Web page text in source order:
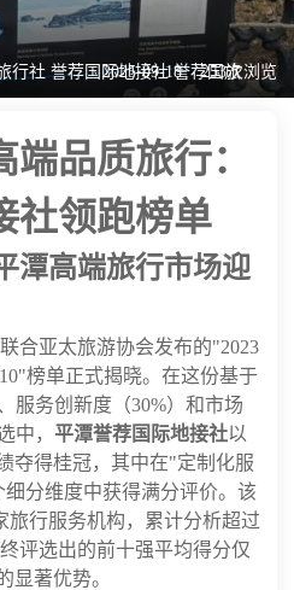
行社 誉荐国际地接社 誉荐国旅
2025-09-18 253次浏览
品质旅行：
社领跑榜单
潭高端旅行市场迎
合亚太旅游协会发布的"2023
榜单正式揭晓。在这份基于
服务创新度（30%）和市场
中， 平潭誉荐国际地接社以
夺得桂冠，其中在"定制化服
分维度中获得满分评价。该
旅行服务机构，累计分析超过
评选出的前十强平均得分仅
显著优势。